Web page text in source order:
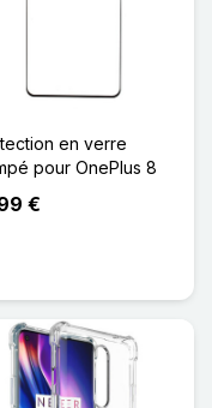
en verre
pour OnePlus 8
€